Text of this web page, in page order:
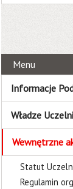
Menu
Informacje
Władze Uczelni
Wewnętrzne
Statut
Regulamin